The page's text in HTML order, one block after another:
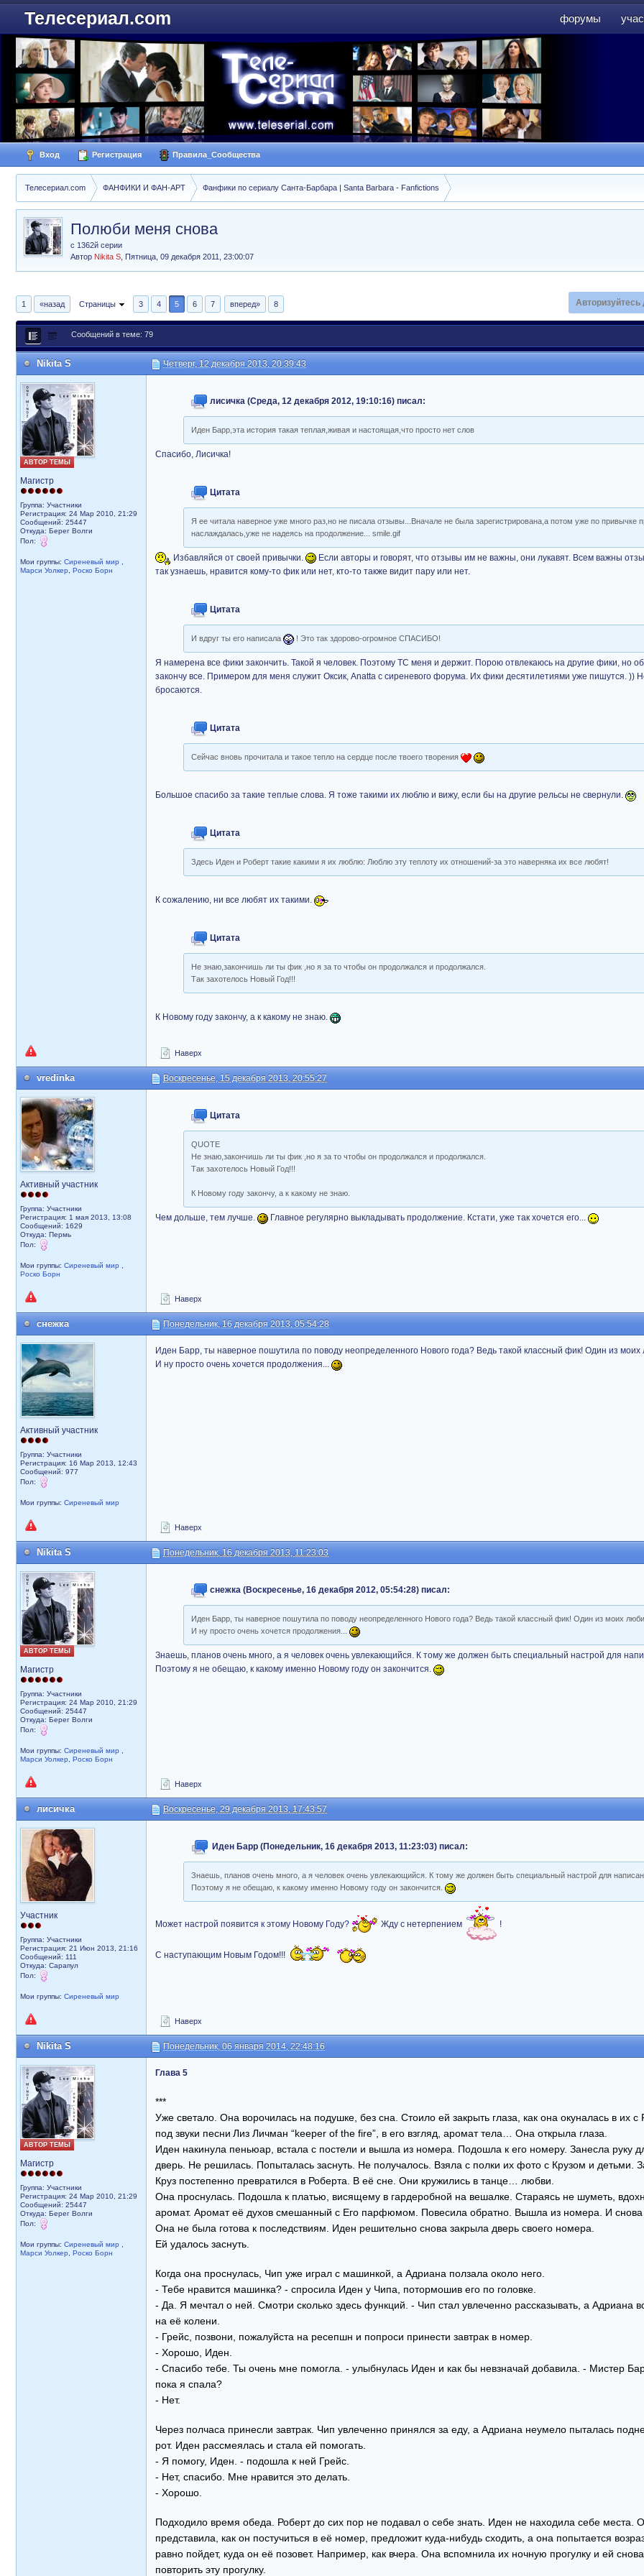
форумы
Телесериал.com
Вход Регистрация Правила_Сообщества
Телесериал.com ФАНФИКИ И ФАН-АРТ Фанфики по сериалу Санта-Барбара | Santa Barbara - Fanfictions
Полюби меня снова
с 1362й серии
Автор Nikita S Пятница, 09 декабря 2011, 23:00:07
1 «назад Страницы 3 4 5 6 7 вперед» 8 Авторизуйтесь
Сообщений в теме: 79
Nikita S Четверг, 12 декабря 2013, 20:39:43
АВТОР ТЕМЫ
Магистр
Группа: Участники
Регистрация: 24 Мар 2010, 21:29
Сообщений: 25447
Откуда: Берег Волги
Пол:
Мои группы: Сиреневый мир
Марси Уолкер
Роско Борн
лисичка (Среда, 12 декабря 2012, 19:10:16) писал:
Иден Барр,эта история такая теплая,живая и настоящая,что просто нет слов
Спасибо, Лисичка!
Цитата
Я ее читала наверное уже много раз,но не писала отзывы...Вначале не была зарегистрирована,а потом уже по привычке
наслаждалась,уже не надеясь на продолжение... smile.gif
Избавляйся от своей привычки.
Если авторы и говорят, что отзывы им не важны, они лукавят. Всем важны
так узнаешь, нравится кому-то фик или нет, кто-то также видит пару или нет.
Цитата
И вдруг ты его написала ! Это так здорово-огромное СПАСИБО!
Я намерена все фики закончить. Такой я человек. Поэтому ТС меня и держит. Порою отвлекаюсь на другие фики, но
закончу все. Примером для меня служит Оксик, Anatta с сиреневого форума. Их фики десятилетиями уже пишутся. ))
бросаются.
Цитата
Сейчас вновь прочитала и такое тепло на сердце после твоего творения
Большое спасибо за такие теплые слова. Я тоже такими их люблю и вижу, если бы на другие рельсы не свернули.
Цитата
Здесь Иден и Роберт такие какими я их люблю: Люблю эту теплоту их отношений-за это наверняка их все любят!
К сожалению, ни все любят их такими.
Цитата
Не знаю,закончишь ли ты фик ,но я за то чтобы он продолжался и продолжался.
Так захотелось Новый Год!!!
К Новому году закончу, а к какому не знаю.
Наверх
vredinka Воскресенье, 15 декабря 2013, 20:55:27
Активный участник
Группа: Участники
Регистрация: 1 мая 2013, 13:08
Сообщений: 1629
Откуда: Пермь
Пол:
Мои группы: Сиреневый мир ,
Роско Борн
Цитата
QUOTE
Не знаю,закончишь ли ты фик ,но я за то чтобы он продолжался и продолжался.
Так захотелось Новый Год!!!
К Новому году закончу, а к какому не знаю.
Чем дольше, тем лучше. Главное регулярно выкладывать продолжение. Кстати, уже так хочется его...
Наверх
снежка Понедельник, 16 декабря 2013, 05:54:28
Активный участник
Группа: Участники
Регистрация: 16 Мар 2013, 12:43
Сообщений: 977
Пол:
Мои группы: Сиреневый мир
Иден Барр, ты наверное пошутила по поводу неопределенного Нового года? Ведь такой классный фик! Один из
И ну просто очень хочется продолжения...
Наверх
Nikita S Понедельник, 16 декабря 2013, 11:23:03
АВТОР ТЕМЫ
Магистр
Группа: Участники
Регистрация: 24 Мар 2010, 21:29
Сообщений: 25447
Откуда: Берег Волги
Пол:
Мои группы: Сиреневый мир ,
Марси Уолкер, Роско Борн
снежка (Воскресенье, 16 декабря 2012, 05:54:28) писал:
Иден Барр, ты наверное пошутила по поводу неопределенного Нового года? Ведь такой классный фик! Один из моих
И ну просто очень хочется продолжения...
Знаешь, планов очень много, а я человек очень увлекающийся. К тому же должен быть специальный настрой для
Поэтому я не обещаю, к какому именно Новому году он закончится.
Наверх
лисичка Воскресенье, 29 декабря 2013, 17:43:57
Участник
Группа: Участники
Регистрация: 21 Июн 2013, 21:16
Сообщений: 111
Откуда: Сарапул
Пол:
Мои группы: Сиреневый мир
Иден Барр (Понедельник, 16 декабря 2013, 11:23:03) писал:
Знаешь, планов очень много, а я человек очень увлекающийся. К тому же должен быть специальный настрой для
Поэтому я не обещаю, к какому именно Новому году он закончится.
Может настрой появится к этому Новому Году? Жду с нетерпением !
С наступающим Новым Годом!!!
Наверх
Nikita S Понедельник, 06 января 2014, 22:48:16
АВТОР ТЕМЫ
Магистр
Группа: Участники
Регистрация: 24 Мар 2010, 21:29
Сообщений: 25447
Откуда: Берег Волги
Пол:
Мои группы: Сиреневый мир ,
Марси Уолкер, Роско Борн
Глава 5
***
Уже светало. Она ворочилась на подушке, без сна. Стоило ей закрыть глаза, как она окуналась в их с
под звуки песни Лиз Личман “keeper of the fire”, в его взгляд, аромат тела… Она открыла глаза.
Иден накинула пеньюар, встала с постели и вышла из номера. Подошла к его номеру. Занесла руку
дверь. Не решилась. Попыталась заснуть. Не получалось. Взяла с полки их фото с Крузом и детьми.
Круз постепенно превратился в Роберта. В её сне. Они кружились в танце… любви.
Она проснулась. Подошла к платью, висящему в гардеробной на вешалке. Стараясь не шуметь,
аромат. Аромат её духов смешанный с Его парфюмом. Повесила обратно. Вышла из номера. И
Она не была готова к последствиям. Иден решительно снова закрыла дверь своего номера.
Ей удалось заснуть.
Когда она проснулась, Чип уже играл с машинкой, а Адриана ползала около него.
- Тебе нравится машинка? - спросила Иден у Чипа, потормошив его по головке.
- Да. Я мечтал о ней. Смотри сколько здесь функций. - Чип стал увлеченно рассказывать, а Адриана
на её колени.
- Грейс, позвони, пожалуйста на ресепшн и попроси принести завтрак в номер.
- Хорошо, Иден.
- Спасибо тебе. Ты очень мне помогла. - улыбнулась Иден и как бы невзначай добавила. - Мистер
пока я спала?
- Нет.
Через полчаса принесли завтрак. Чип увлеченно принялся за еду, а Адриана неумело пыталась
рот. Иден рассмеялась и стала ей помогать.
- Я помогу, Иден. - подошла к ней Грейс.
- Нет, спасибо. Мне нравится это делать.
- Хорошо.
Подходило время обеда. Роберт до сих пор не подавал о себе знать. Иден не находила себе места.
представила, как он постучиться в её номер, предложит куда-нибудь сходить, а она попытается
равно пойдет, куда он её позовет. Например, как вчера. Она вспомнила их ночную прогулку и ей
повторить эту прогулку.